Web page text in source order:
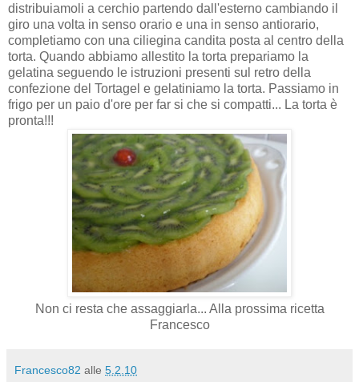
distribuiamoli a cerchio partendo dall'esterno cambiando il
giro una volta in senso orario e una in senso antiorario,
completiamo con una ciliegina candita posta al centro della
torta. Quando abbiamo allestito la torta prepariamo la
gelatina seguendo le istruzioni presenti sul retro della
confezione del Tortagel e gelatiniamo la torta. Passiamo in
frigo per un paio d'ore per far si che si compatti... La torta è
pronta!!!
Non ci resta che assaggiarla... Alla prossima ricetta
Francesco
Francesco82 alle 5.2.10